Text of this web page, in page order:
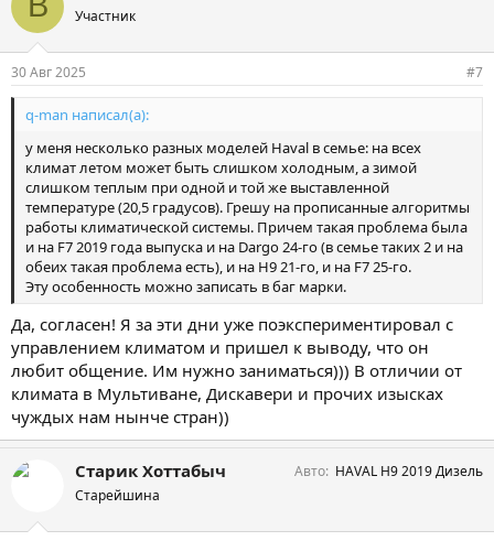
т
:
Участник
30 Авг 2025 #7
q-man написал(а):
у меня несколько разных моделей Haval в семье: на всех
климат летом может быть слишком холодным, а зимой
слишком теплым при одной и той же выставленной
температуре (20,5 градусов). Грешу на прописанные алгоритмы
работы климатической системы. Причем такая проблема была
и на F7 2019 года выпуска и на Dargo 24-го (в семье таких 2 и на
обеих такая проблема есть), и на H9 21-го, и на F7 25-го.
Эту особенность можно записать в баг марки.
Да, согласен! Я за эти дни уже поэкспериментировал с
управлением климатом и пришел к выводу, что он
любит общение. Им нужно заниматься))) В отличии от
климата в Мультиване, Дискавери и прочих изысках
чуждых нам нынче стран))
Старик Хоттабыч
Старейшина
Авто HAVAL H9 2019 Дизель